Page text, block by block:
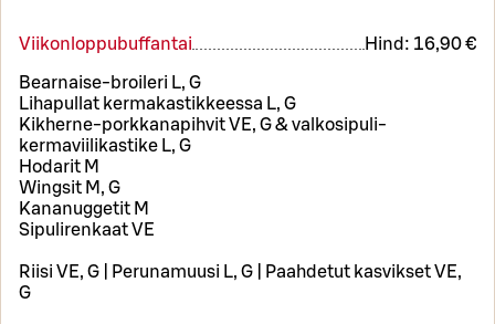
Viikonloppubuffantai Hind: 16,90 €
Bearnaise-broileri L, G
Lihapullat kermakastikkeessa L, G
Kikherne-porkkanapihvit VE, G & valkosipuli-
kermaviilikastike L, G
Hodarit M
Wingsit M, G
Kananuggetit M
Sipulirenkaat VE
Riisi VE, G | Perunamuusi L, G | Paahdetut kasvikset VE,
G